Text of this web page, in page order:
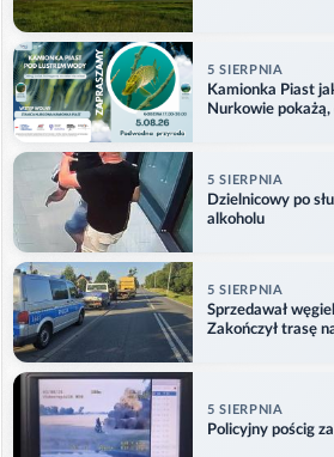
5 SIERPNIA
Kamionka Piast
Nurkowie pokażą,
5 SIERPNIA
Dzielnicowy po
alkoholu
5 SIERPNIA
Sprzedawał
Zakończył trasę
5 SIERPNIA
Policyjny pościg